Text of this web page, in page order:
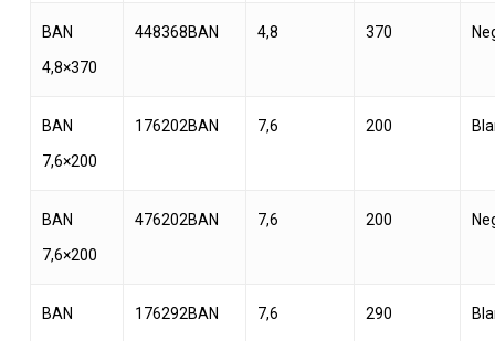
BAN
4,8×370
448368BAN 4,8 370
BAN
7,6×200
176202BAN 7,6 200
BAN
7,6×200
476202BAN 7,6 200
BAN
176292BAN 7,6 290